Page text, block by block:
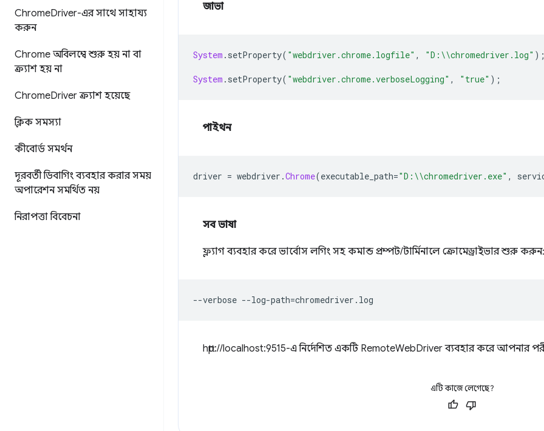
ChromeDriver-এর সাথে সাহায্য
করুন
Chrome অবিলম্বে শুরু হয় না বা
ক্র্যাশ হয় না
ChromeDriver ক্র্যাশ হয়েছে
ক্লিক সমস্যা
কীবোর্ড সমর্থন
দূরবর্তী ডিবাগিং ব্যবহার করার সময়
অপারেশন সমর্থিত নয়
নিরাপত্তা বিবেচনা
জাভা
System . setProperty( "webdriver.chrome.logfile" , "D:\\chromedriver.log"
System . setProperty( "webdriver.chrome.verboseLogging" , "true" );
পাইথন
driver = webdriver .Chrome(executable_path="D:\\chromedriver.exe" ,
সব ভাষা
ফ্ল্যাগ ব্যবহার করে ভার্বোস লগিং সহ কমান্ড প্রম্পট/টার্মিনালে ক্রোমেড্রাইভার শুরু করুন:
--verbose --log-path=chromedriver . log
http://localhost:9515-এ নির্দেশিত একটি RemoteWebDriver ব্যবহার করে আপনার
এটি কাজে লেগেছে?